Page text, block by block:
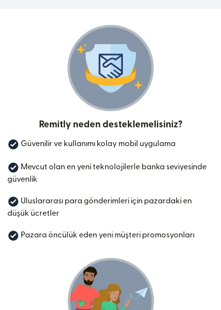
Remitly neden desteklemelisiniz?
Güvenilir ve kullanımı kolay mobil uygulama
Mevcut olan en yeni teknolojilerle banka seviyesinde
güvenlik
Uluslararası para gönderimleri için pazardaki en
düşük ücretler
Pazara öncülük eden yeni müşteri promosyonları